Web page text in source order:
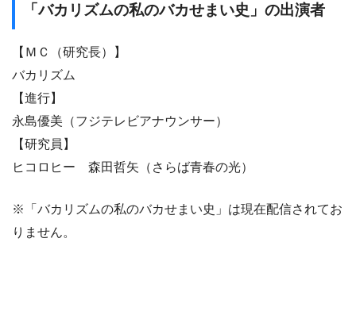
「バカリズムの私のバカせまい史」の出演者
【ＭＣ（研究長）】
バカリズム
【進行】
永島優美（フジテレビアナウンサー）
【研究員】
ヒコロヒー 森田哲矢（さらば青春の光）
※「バカリズムの私のバカせまい史」は現在配信されてお
りません。